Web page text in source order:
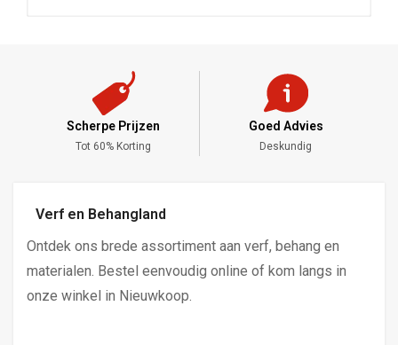
Scherpe Prijzen
Tot 60% Korting
Goed Advies
Deskundig
Verf en Behangland
Ontdek ons brede assortiment aan verf, behang en
materialen. Bestel eenvoudig online of kom langs in
onze winkel in Nieuwkoop.